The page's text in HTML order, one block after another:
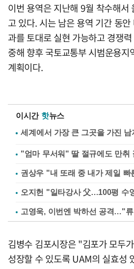
이번 용역은 지난해 9월 착수해서
고 있다. 시는 남은 용역 기간 동
과를 토대로 실현 가능하고 경쟁
중해 향후 국토교통부 시범운용지
계획이다.
이시간 핫뉴스
"엄마 무서워" 딸 절규에도 만취
권상우 "내 또래 중 내가 제일
오지헌 "일타강사 父…100평 수
고영욱, 이번엔 박하선 공격…"
김병수 김포시장은 "김포가 모두
성장할 수 있도록 UAM의 실효성